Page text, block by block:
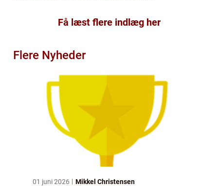
Få læst flere indlæg her
Flere Nyheder
01 juni 2026 Mikkel Christensen